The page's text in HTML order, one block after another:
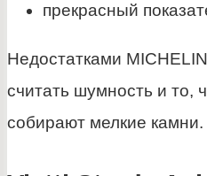
прекрасный
Недостатками
считать шумность и то,
собирают мелкие камни.